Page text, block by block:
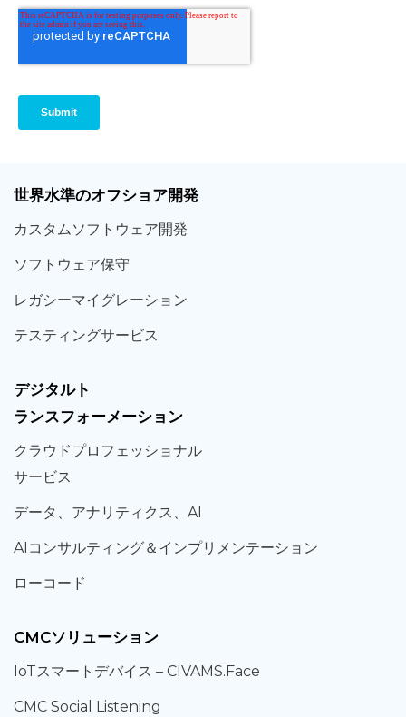
世界水準のオフショア開発
カスタムソフトウェア開発
ソフト ウェア保守
レガシーマイグレーション
テスティングサービス
デジタルト
ランスフォーメーション
クラウドプロフェッショナル
サービス
データ、 アナリティクス、 AI
AIコンサルティング＆ インプリメンテーション
ローコード
CMCソリューション
IoTスマートデバイス – CIVAMS.Face
CMC Social Listening